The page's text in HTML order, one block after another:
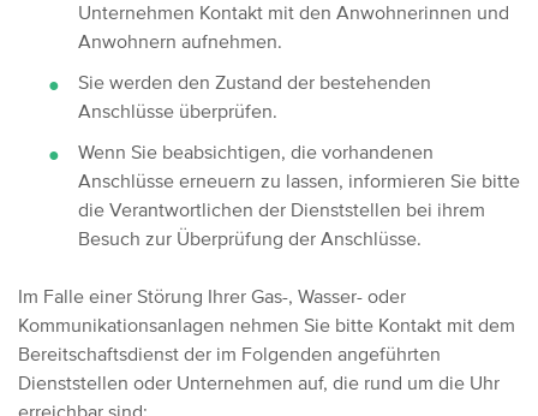
Unternehmen Kontakt mit den Anwohnerinnen und
Anwohnern aufnehmen.
Sie werden den Zustand der bestehenden
Anschlüsse überprüfen.
Wenn Sie beabsichtigen, die vorhandenen
Anschlüsse erneuern zu lassen, informieren Sie bitte
die Verantwortlichen der Dienststellen bei ihrem
Besuch zur Überprüfung der Anschlüsse.
Im Falle einer Störung Ihrer Gas-, Wasser- oder
Kommunikationsanlagen nehmen Sie bitte Kontakt mit dem
Bereitschaftsdienst der im Folgenden angeführten
Dienststellen oder Unternehmen auf, die rund um die Uhr
erreichbar sind: